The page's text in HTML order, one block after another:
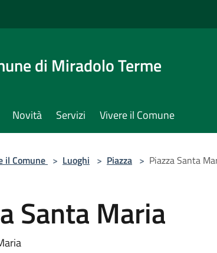
di Miradolo Terme
Novità Servizi Vivere il Comune
il Comune > Luoghi > Piazza > Piazza Santa
Santa Maria